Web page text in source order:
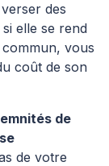
des
elle se rend
vous
coût de son
de
de votre